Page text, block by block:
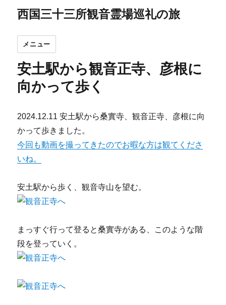
西国三十三所観音霊場巡礼の旅
メニュー
安土駅から観音正寺、彦根に
向かって歩く
2024.12.11 安土駅から桑實寺、観音正寺、彦根に向
かって歩きました。
今回も動画を撮ってきたのでお暇な方は観てくださ
いね。
安土駅から歩く、観音寺山を望む。
まっすぐ行って登ると桑實寺がある、このような階
段を登っていく。